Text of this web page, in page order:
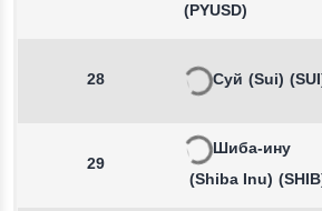
(PYUSD)
28 Суй (Sui)
29
Шиба-ину
(Shiba Inu)